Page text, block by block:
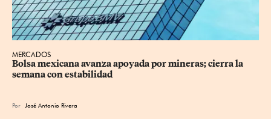
MERCADOS
Bolsa mexicana avanza apoyada por mineras; cierra la
semana con estabilidad
Por José Antonio Rivera